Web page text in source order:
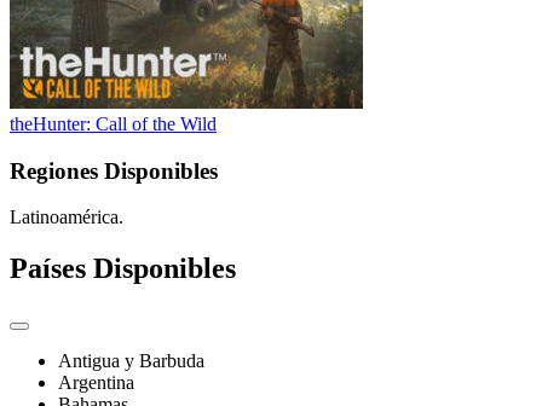
theHunter: Call of the Wild
Regiones Disponibles
Latinoamérica.
Países Disponibles
Antigua y Barbuda
Argentina